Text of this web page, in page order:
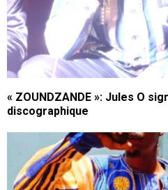
« ZOUNDZANDE »: Jules O
discographique